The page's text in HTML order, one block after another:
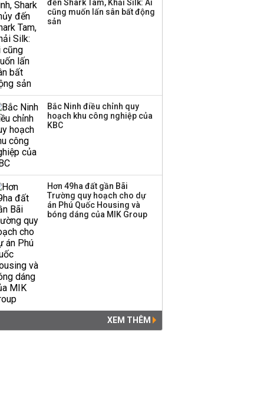
Thành viên HĐQT
đến Shark Tam, Khải Silk: Ai
cũng muốn lấn sân bất động
sản
Bắc Ninh điều chỉnh quy
hoạch khu công nghiệp của
KBC
Hơn 49ha đất gần Bãi
Trường quy hoạch cho dự
án Phú Quốc Housing và
bóng dáng của MIK Group
XEM THÊM